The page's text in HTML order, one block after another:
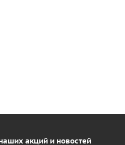
акций и новостей